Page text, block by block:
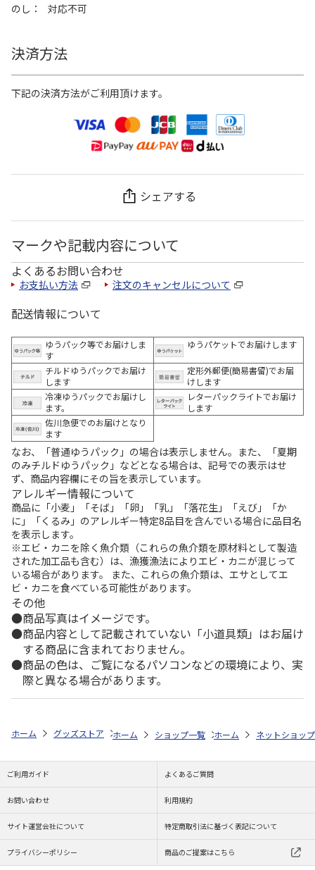
のし
対応不可
決済方法
下記の決済方法がご利用頂けます。
シェアする
マークや記載内容について
よくあるお問い合わせ
お支払い方法 注文のキャンセルについて
配送情報について
ゆうパック等でお届けしま
す
ゆうパケットでお届けします
チルドゆうパックでお届け
します
定形外郵便(簡易書留)でお届
けします
冷凍ゆうパックでお届けし
ます。
レターパックライトでお届け
します
佐川急便でのお届けとなり
ます
なお、「普通ゆうパック」の場合は表示しません。また、「夏期
のみチルドゆうパック」などとなる場合は、記号での表示はせ
ず、商品内容欄にその旨を表示しています。
アレルギー情報について
商品に「小麦」「そば」「卵」「乳」「落花生」「えび」「か
に」「くるみ」のアレルギー特定8品目を含んでいる場合に品目名
を表示します。
※エビ・カニを除く魚介類（これらの魚介類を原材料として製造
された加工品も含む）は、漁獲漁法によりエビ・カニが混じって
いる場合があります。 また、これらの魚介類は、エサとしてエ
ビ・カニを食べている可能性があります。
その他
商品写真はイメージです。
商品内容として記載されていない「小道具類」はお届け
する商品に含まれておりません。
商品の色は、ご覧になるパソコンなどの環境により、実
際と異なる場合があります。
ホーム グッズストア スポーツ・スポーツ選手 NPB（日本野球機構）
ホーム ショップ一覧 レッツ 26SNOOPY
ホーム ネットショップ
ご利用ガイド よくあるご質問
お問い合わせ 利用規約
サイト運営会社について 特定商取引法に基づく表記について
プライバシーポリシー 商品のご提案はこちら